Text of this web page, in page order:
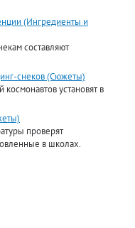
(Ингредиенты и
составляют
снеков (Сюжеты)
установят в
проверят
в школах.